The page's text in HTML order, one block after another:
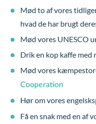
Mød to af vores
hvad de har brugt
Mød vores UNESCO
Drik en kop kaffe med
Mød vores
Cooperation
Hør om vores
Få en snak med en af